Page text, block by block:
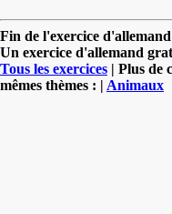
Fin de l'exercice
Un exercice d'allemand
Tous les exercices | Plus de
mêmes thèmes : | Animaux